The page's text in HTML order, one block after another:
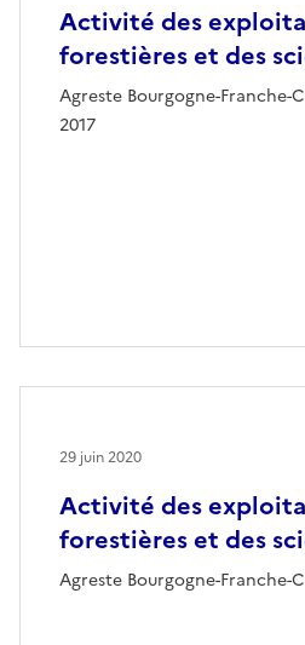
Activité des
forestières et des
Agreste Bourgogne-Franche-
2017
Activité des
forestières et des
Agreste Bourgogne-Franche-
29 juin 2020